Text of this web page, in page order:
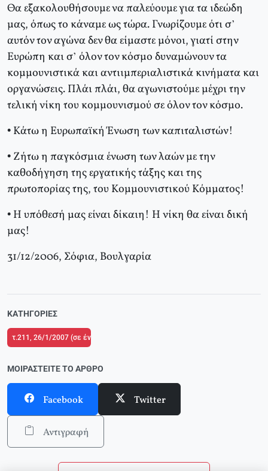
Θα εξακολουθήσουμε να παλεύουμε για τα ιδεώδη
μας, όπως το κάναμε ως τώρα. Γνωρίζουμε ότι σ’
αυτόν τον αγώνα δεν θα είμαστε μόνοι, γιατί στην
Eυρώπη και σ’ όλον τον κόσμο δυναμώνουν τα
κομμουνιστικά και αντιιμπεριαλιστικά κινήματα και
οργανώσεις. Πλάι πλάι, θα αγωνιστούμε μέχρι την
τελική νίκη του κομμουνισμού σε όλον τον κόσμο.
• Kάτω η Eυρωπαϊκή Ένωση των καπιταλιστών!
• Zήτω η παγκόσμια ένωση των λαών με την
καθοδήγηση της εργατικής τάξης και της
πρωτοπορίας της, του Kομμουνιστικού Kόμματος!
• H υπόθεσή μας είναι δίκαιη! H νίκη θα είναι δική
μας!
31/12/2006, Σόφια, Bουλγαρία
ΚΑΤΗΓΟΡΊΕΣ
τ.211, 26/1/2007 (σε ένθετο το τ.1 του Δικτύου Κριτικής και Δράσης στην
ΜΟΙΡΑΣΤΕΊΤΕ ΤΟ ΆΡΘΡΟ
Facebook Twitter
Αντιγραφή